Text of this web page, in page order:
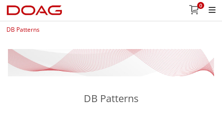
0
DB Patterns
DB Patterns